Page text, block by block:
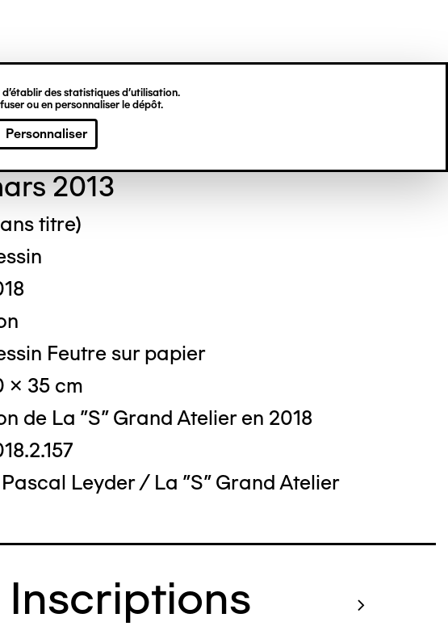
des statistiques d’utilisation.
ou en personnaliser le dépôt.
Personnaliser LEYDER
2013
titre)
Feutre sur papier
x 35 cm
de La "S" Grand Atelier en 2018
Leyder / La "S" Grand Atelier
Inscriptions